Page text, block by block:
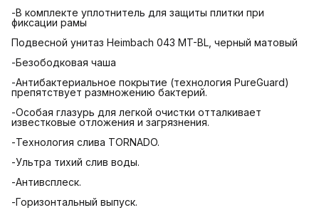
-В комплекте уплотнитель для защиты плитки при
фиксации рамы
Подвесной унитаз Heimbach 043 MT-BL, черный матовый
-Безободковая чаша
-Антибактериальное покрытие (технология PureGuard)
препятствует размножению бактерий.
-Особая глазурь для легкой очистки отталкивает
известковые отложения и загрязнения.
-Технология слива TORNADO.
-Ультра тихий слив воды.
-Антивсплеск.
-Горизонтальный выпуск.